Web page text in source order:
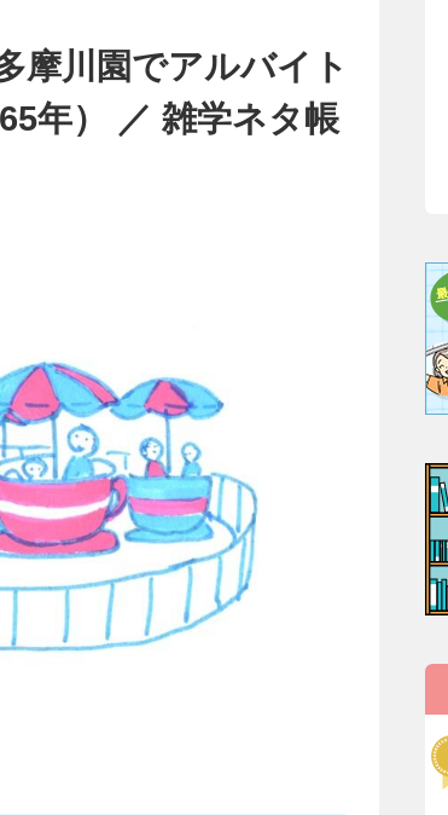
摩川園でアルバイト
年） ／ 雑学ネタ帳